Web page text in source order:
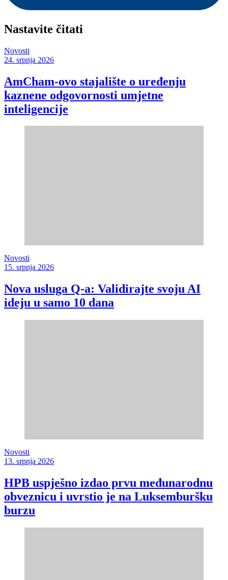
Nastavite čitati
Novosti
24. srpnja 2026
AmCham-ovo stajalište o uređenju
kaznene odgovornosti umjetne
inteligencije
Novosti
15. srpnja 2026
Nova usluga Q-a: Validirajte svoju AI
ideju u samo 10 dana
Novosti
13. srpnja 2026
HPB uspješno izdao prvu međunarodnu
obveznicu i uvrstio je na Luksemburšku
burzu